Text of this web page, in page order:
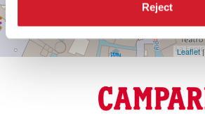
Reject
Leaflet